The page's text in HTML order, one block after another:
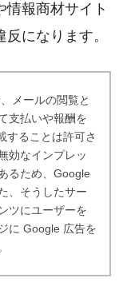
情報商材サイト
になります。
メールの閲覧と
支払いや報酬を
することは許可さ
効なインプレッ
るため、Google
、そうしたサー
ツにユーザーを
に Google 広告を